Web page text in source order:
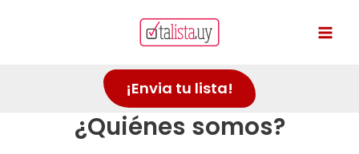
¡Envia tu lista!
¿Quiénes somos?